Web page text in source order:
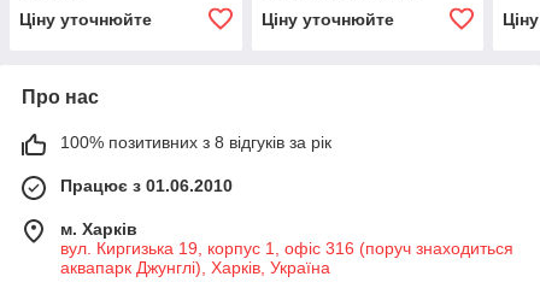
Ціну уточнюйте
Ціну уточнюйте
Про нас
100% позитивних з 8 відгуків за рік
Працює з 01.06.2010
м. Харків
вул. Киргизька 19, корпус 1, офіс 316 (поруч знаходиться
аквапарк Джунглі), Харків, Україна